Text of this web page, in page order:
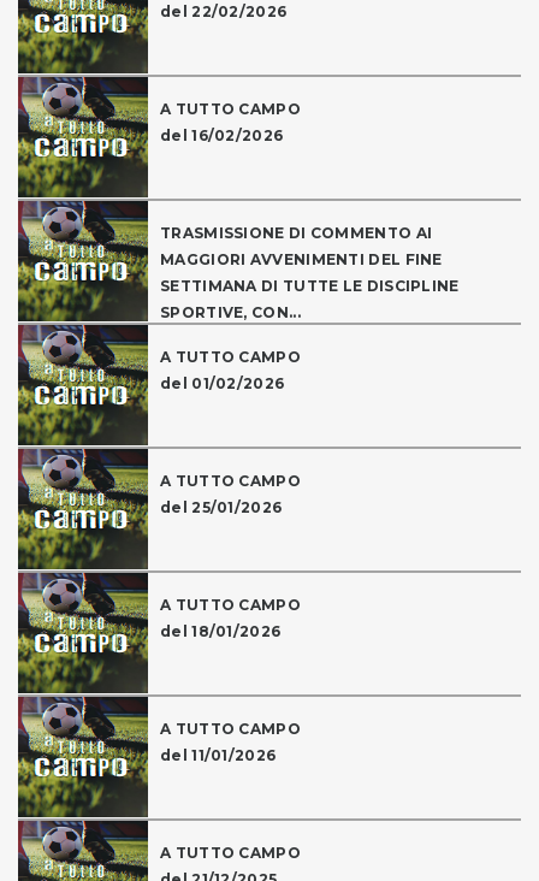
del 22/02/2026
A TUTTO CAMPO
del 16/02/2026
TRASMISSIONE DI COMMENTO AI
MAGGIORI AVVENIMENTI DEL FINE
SETTIMANA DI TUTTE LE DISCIPLINE
SPORTIVE, CON...
A TUTTO CAMPO
del 01/02/2026
A TUTTO CAMPO
del 25/01/2026
A TUTTO CAMPO
del 18/01/2026
A TUTTO CAMPO
del 11/01/2026
A TUTTO CAMPO